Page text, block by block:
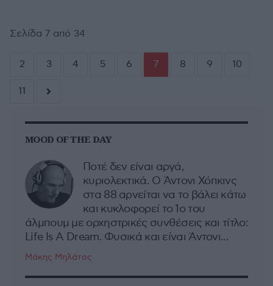
Σελίδα 7 από 34
2 3 4 5 6 7 8 9 10
11
MOOD OF THE DAY
Ποτέ δεν είναι αργά,
κυριολεκτικά. Ο Άντονι Χόπκινς
στα 88 αρνείται να το βάλει κάτω
και κυκλοφορεί το 1ο του
άλμπουμ με ορχηστρικές συνθέσεις και τίτλο:
Life Is A Dream. Φυσικά και είναι Άντονι...
Μάκης Μηλάτος